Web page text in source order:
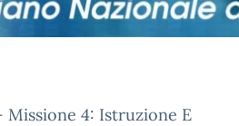
Missione 4: Istruzione E